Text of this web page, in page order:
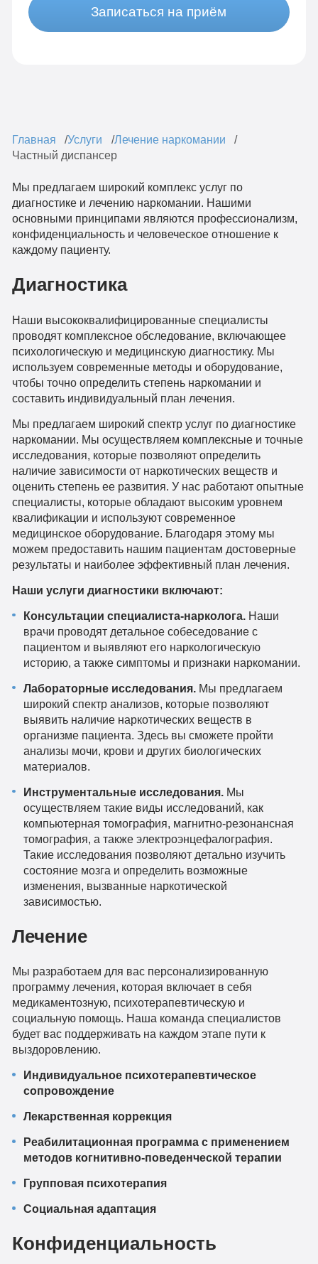
Записаться на приём
Главная Услуги
Лечение наркомании
Частный диспансер
Мы предлагаем широкий комплекс услуг по
диагностике и лечению наркомании. Нашими
основными принципами являются профессионализм,
конфиденциальность и человеческое отношение к
каждому пациенту.
Диагностика
Наши высококвалифицированные специалисты
проводят комплексное обследование, включающее
психологическую и медицинскую диагностику. Мы
используем современные методы и оборудование,
чтобы точно определить степень наркомании и
составить индивидуальный план лечения.
Мы предлагаем широкий спектр услуг по диагностике
наркомании. Мы осуществляем комплексные и точные
исследования, которые позволяют определить
наличие зависимости от наркотических веществ и
оценить степень ее развития. У нас работают опытные
специалисты, которые обладают высоким уровнем
квалификации и используют современное
медицинское оборудование. Благодаря этому мы
можем предоставить нашим пациентам достоверные
результаты и наиболее эффективный план лечения.
Наши услуги диагностики включают:
Консультации специалиста-нарколога. Наши
врачи проводят детальное собеседование с
пациентом и выявляют его наркологическую
историю, а также симптомы и признаки наркомании.
Лабораторные исследования. Мы предлагаем
широкий спектр анализов, которые позволяют
выявить наличие наркотических веществ в
организме пациента. Здесь вы сможете пройти
анализы мочи, крови и других биологических
материалов.
Инструментальные исследования. Мы
осуществляем такие виды исследований, как
компьютерная томография, магнитно-резонансная
томография, а также электроэнцефалография.
Такие исследования позволяют детально изучить
состояние мозга и определить возможные
изменения, вызванные наркотической
зависимостью.
Лечение
Мы разработаем для вас персонализированную
программу лечения, которая включает в себя
медикаментозную, психотерапевтическую и
социальную помощь. Наша команда специалистов
будет вас поддерживать на каждом этапе пути к
выздоровлению.
Индивидуальное психотерапевтическое
сопровождение
Лекарственная коррекция
Реабилитационная программа с применением
методов когнитивно-поведенческой терапии
Групповая психотерапия
Социальная адаптация
Конфиденциальность